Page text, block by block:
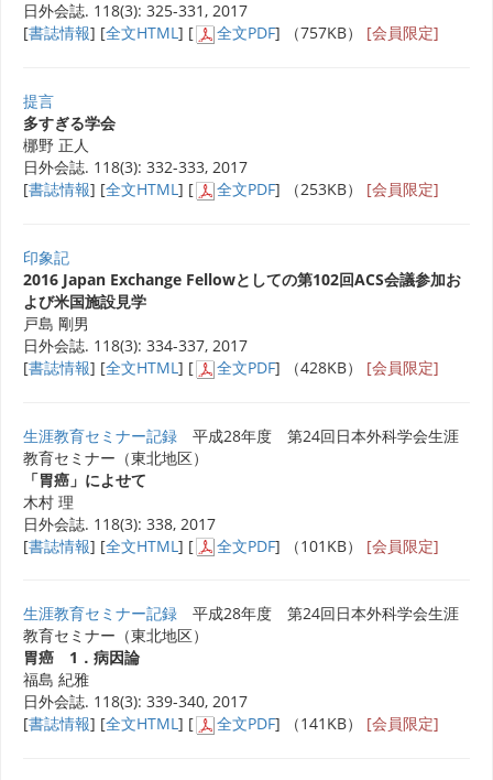
日外会誌. 118(3): 325-331, 2017
[書誌情報] [全文HTML] [ 全文PDF] （757KB） [会員限定]
提言
多すぎる学会
梛野 正人
日外会誌. 118(3): 332-333, 2017
[書誌情報] [全文HTML] [ 全文PDF] （253KB） [会員限定]
印象記
2016 Japan Exchange Fellowとしての第102回ACS会議参加お
よび米国施設見学
戸島 剛男
日外会誌. 118(3): 334-337, 2017
[書誌情報] [全文HTML ] [ 全文PDF] （428KB） [会員限定]
生涯教育セミナー記録 平成28年度 第24回日本外科学会生涯
教育セミナー（東北地区）
「胃癌」によせて
木村 理
日外会誌. 118(3): 338, 2017
[書誌情報] [全文HTML ] [ 全文PDF] （101KB） [会員限定]
生涯教育セミナー記録 平成28年度 第24回日本外科学会生涯
教育セミナー（東北地区）
胃癌 1．病因論
福島 紀雅
日外会誌. 118(3): 339-340, 2017
[書誌情報] [全文HTML] [ 全文PDF] （141KB） [会員限定]